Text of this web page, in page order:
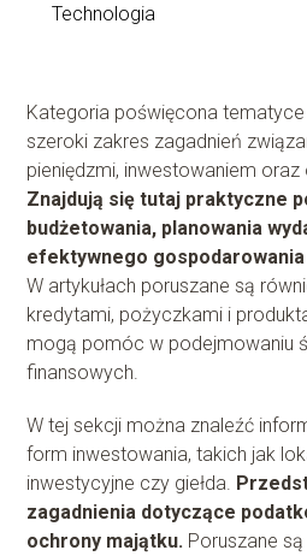
Technologia
Kategoria poświęcona
szeroki zakres zagadnień
pieniędzmi, inwestowaniem oraz
Znajdują się tutaj praktyczne
budżetowania, planowania
efektywnego
W artykułach poruszane są
kredytami, pożyczkami i
mogą pomóc w podejmowaniu
finansowych.
W tej sekcji można znaleźć
form inwestowania, takich jak
inwestycyjne czy giełda.
zagadnienia dotyczące
ochrony majątku. Poruszane